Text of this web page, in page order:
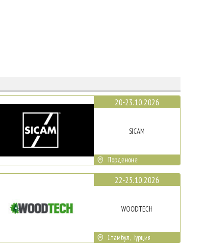
20-23.10.2026
SICAM
Порденоне
22-25.10.2026
WOODTECH
Стамбул, Турция